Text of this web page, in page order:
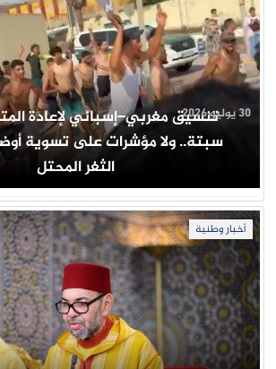
تنسيق مغربي–إسباني لإعادة
سبتة.. ولا مؤشرات على تسوية
الثغر المحتل
30 يوليو 2026
أخبار وطنية